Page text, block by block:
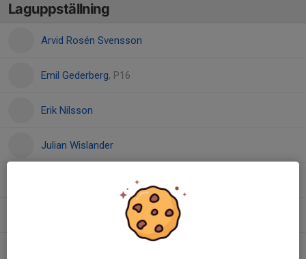
Laguppställning
Arvid Rosén Svensson
Emil Gederberg, P16
Erik Nilsson
Julian Wislander
Lo Rosenlind Motturi , Pingis